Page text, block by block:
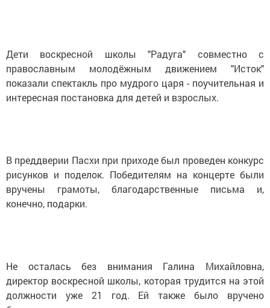
Дети воскресной школы "Радуга" совместно с
православным молодёжным движением "Исток"
показали спектакль про мудрого царя - поучительная и
интересная постановка для детей и взрослых.
В преддверии Пасхи при приходе был проведен конкурс
рисунков и поделок. Победителям на концерте были
вручены грамоты, благодарственные письма и,
конечно, подарки.
Не осталась без внимания Галина Михайловна,
директор воскресной школы, которая трудится на этой
должности уже 21 год. Ей также было вручено